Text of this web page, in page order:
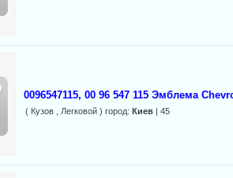
0096547115, 00 96 547 115 Эмблема
( Кузов , Легковой ) город: Киев| 45